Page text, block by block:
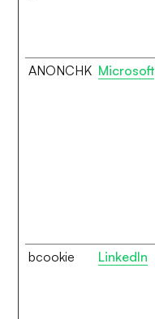
ANONCHK Microsoft
bcookie LinkedIn